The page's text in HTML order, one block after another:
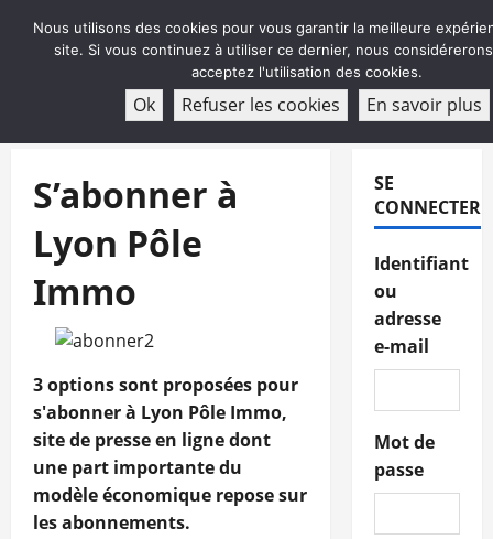
ABONNEMENT
S’abonner à
Lyon Pôle
Immo
3 options sont proposées pour
s'abonner à Lyon Pôle Immo,
site de presse en ligne dont
une part importante du
modèle économique repose sur
les abonnements.
SE
CONNECTER
Identifiant
ou
adresse
e-mail
Mot de
passe
Nous utilisons des cookies pour vous garantir la meilleure
site. Si vous continuez à utiliser ce dernier, nous
acceptez l'utilisation des cookies.
Ok Refuser les cookies En savoir plus